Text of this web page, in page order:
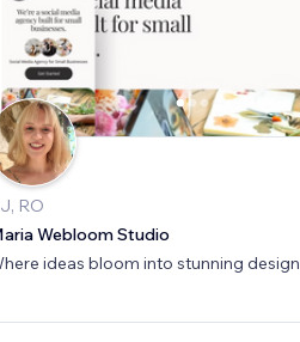
RO
Webloom Studio
ideas bloom into stunning design